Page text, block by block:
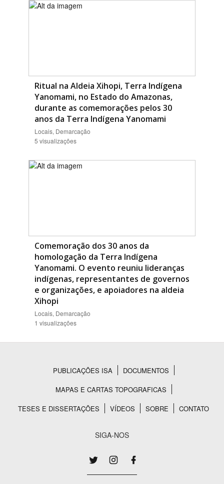
Ritual na Aldeia Xihopi, Terra Indígena
Yanomami, no Estado do Amazonas,
durante as comemorações pelos 30
anos da Terra Indígena Yanomami
Locais, Demarcação
5 visualizações
Comemoração dos 30 anos da
homologação da Terra Indígena
Yanomami. O evento reuniu lideranças
indígenas, representantes de governos
e organizações, e apoiadores na aldeia
Xihopi
Locais, Demarcação
1 visualizações
Rodapé
PUBLICAÇÕES ISA
DOCUMENTOS
MAPAS E CARTAS TOPOGRAFICAS
TESES E DISSERTAÇÕES
VÍDEOS SOBRE CONTATO
SIGA-NOS